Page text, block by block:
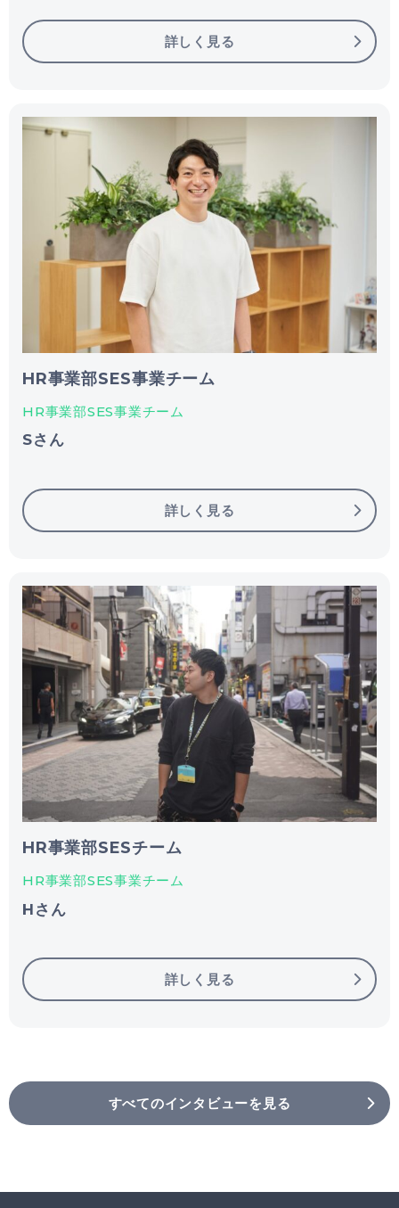
詳しく見る
HR事業部SES事業チーム
HR事業部SES事業チーム
Sさん
詳しく見る
HR事業部SESチーム
HR事業部SES事業チーム
Hさん
詳しく見る
すべてのインタビューを見る